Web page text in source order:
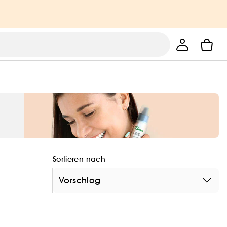
Sortieren nach
Vorschlag